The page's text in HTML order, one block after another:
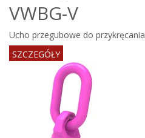
VWBG-V
Ucho przegubowe do przykręcania
SZCZEGÓŁY